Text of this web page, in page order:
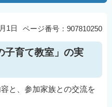
ページ番号：907810250
1日
子育て教室」の実
と、参加家族との交流を